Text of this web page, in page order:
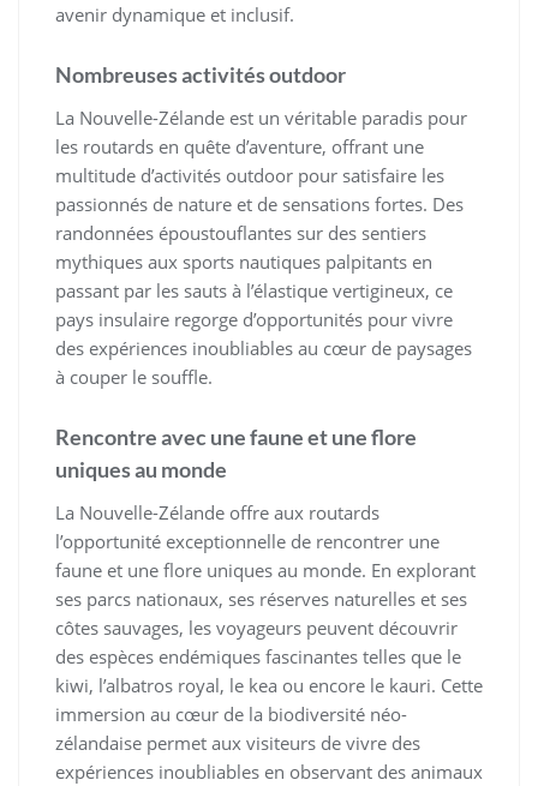
avenir dynamique et inclusif.
Nombreuses activités outdoor
La Nouvelle-Zélande est un véritable paradis pour
les routards en quête d’aventure, offrant une
multitude d’activités outdoor pour satisfaire les
passionnés de nature et de sensations fortes. Des
randonnées époustouflantes sur des sentiers
mythiques aux sports nautiques palpitants en
passant par les sauts à l’élastique vertigineux, ce
pays insulaire regorge d’opportunités pour vivre
des expériences inoubliables au cœur de paysages
à couper le souffle.
Rencontre avec une faune et une flore
uniques au monde
La Nouvelle-Zélande offre aux routards
l’opportunité exceptionnelle de rencontrer une
faune et une flore uniques au monde. En explorant
ses parcs nationaux, ses réserves naturelles et ses
côtes sauvages, les voyageurs peuvent découvrir
des espèces endémiques fascinantes telles que le
kiwi, l’albatros royal, le kea ou encore le kauri. Cette
immersion au cœur de la biodiversité néo-
zélandaise permet aux visiteurs de vivre des
expériences inoubliables en observant des animaux